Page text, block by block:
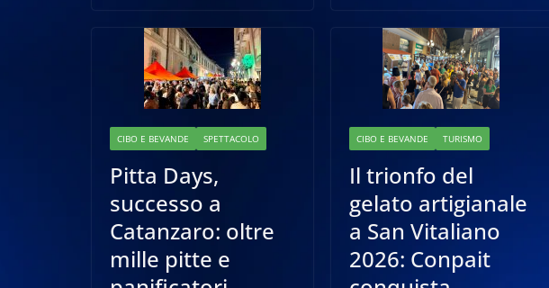
CIBO E BEVANDE SPETTACOLO
Pitta Days,
successo a
Catanzaro: oltre
mille pitte e
CIBO E BEVANDE TURISMO
Il trionfo del
gelato artigianale
a San Vitaliano
2026: Conpait